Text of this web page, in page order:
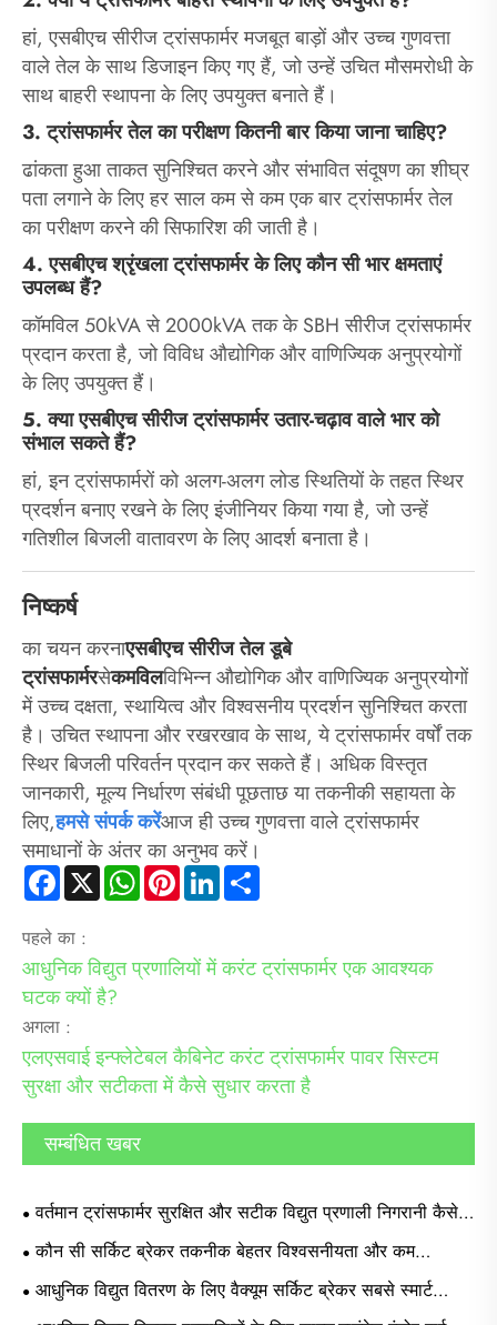
हां, एसबीएच सीरीज ट्रांसफार्मर मजबूत बाड़ों और उच्च गुणवत्ता
वाले तेल के साथ डिजाइन किए गए हैं, जो उन्हें उचित मौसमरोधी के
साथ बाहरी स्थापना के लिए उपयुक्त बनाते हैं।
3. ट्रांसफार्मर तेल का परीक्षण कितनी बार किया जाना चाहिए?
ढांकता हुआ ताकत सुनिश्चित करने और संभावित संदूषण का शीघ्र
पता लगाने के लिए हर साल कम से कम एक बार ट्रांसफार्मर तेल
का परीक्षण करने की सिफारिश की जाती है।
4. एसबीएच श्रृंखला ट्रांसफार्मर के लिए कौन सी भार क्षमताएं
उपलब्ध हैं?
कॉमविल 50kVA से 2000kVA तक के SBH सीरीज ट्रांसफार्मर
प्रदान करता है, जो विविध औद्योगिक और वाणिज्यिक अनुप्रयोगों
के लिए उपयुक्त हैं।
5. क्या एसबीएच सीरीज ट्रांसफार्मर उतार-चढ़ाव वाले भार को
संभाल सकते हैं?
हां, इन ट्रांसफार्मरों को अलग-अलग लोड स्थितियों के तहत स्थिर
प्रदर्शन बनाए रखने के लिए इंजीनियर किया गया है, जो उन्हें
गतिशील बिजली वातावरण के लिए आदर्श बनाता है।
निष्कर्ष
का चयन करनाएसबीएच सीरीज तेल डूबे
ट्रांसफार्मरसेकमविलविभिन्न औद्योगिक और वाणिज्यिक अनुप्रयोगों
में उच्च दक्षता, स्थायित्व और विश्वसनीय प्रदर्शन सुनिश्चित करता
है। उचित स्थापना और रखरखाव के साथ, ये ट्रांसफार्मर वर्षों तक
स्थिर बिजली परिवर्तन प्रदान कर सकते हैं। अधिक विस्तृत
जानकारी, मूल्य निर्धारण संबंधी पूछताछ या तकनीकी सहायता के
लिए,हमसे संपर्क करेंआज ही उच्च गुणवत्ता वाले ट्रांसफार्मर
समाधानों के अंतर का अनुभव करें।
Facebook
X WhatsApp
PinterestLinkedIn
पहले का :
आधुनिक विद्युत प्रणालियों में करंट ट्रांसफार्मर एक आवश्यक
घटक क्यों है?
अगला :
एलएसवाई इन्फ्लेटेबल कैबिनेट करंट ट्रांसफार्मर पावर सिस्टम
सुरक्षा और सटीकता में कैसे सुधार करता है
सम्बंधित खबर
वर्तमान ट्रांसफार्मर सुरक्षित और सटीक विद्युत प्रणाली निगरानी कैसे
सक्षम करते हैं?
कौन सी सर्किट ब्रेकर तकनीक बेहतर विश्वसनीयता और कम
पर्यावरणीय प्रभाव प्रदान करती है?
आधुनिक विद्युत वितरण के लिए वैक्यूम सर्किट ब्रेकर सबसे स्मार्ट
विकल्प क्यों हैं?